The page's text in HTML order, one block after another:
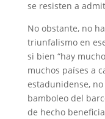
se resisten a
No obstante, no
triunfalismo en
si bien “hay
muchos países a
estadunidense,
bamboleo del
de hecho